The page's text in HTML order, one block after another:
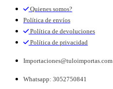
Quienes somos?
Política de envíos
Política de devoluciones
Política de privacidad
Importaciones@tuloimportas.com
Whatsapp: 3052750841